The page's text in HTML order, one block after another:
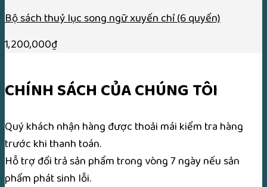
200,000₫
Bộ sách thuỷ lục song ngữ xuyến chỉ (6 quyển)
1,200,000₫
CHÍNH SÁCH CỦA CHÚNG TÔI
Quý khách nhận hàng được thoải mái kiểm tra hàng
trước khi thanh toán.
Hỗ trợ đổi trả sản phẩm trong vòng 7 ngày nếu sản
phẩm phát sinh lỗi.